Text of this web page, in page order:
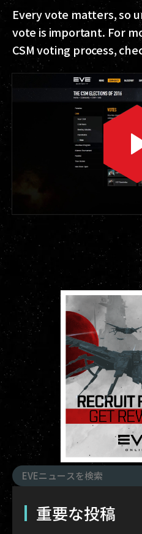
Every vote matters, so
vote is important. For
CSM voting process,
重要な投稿